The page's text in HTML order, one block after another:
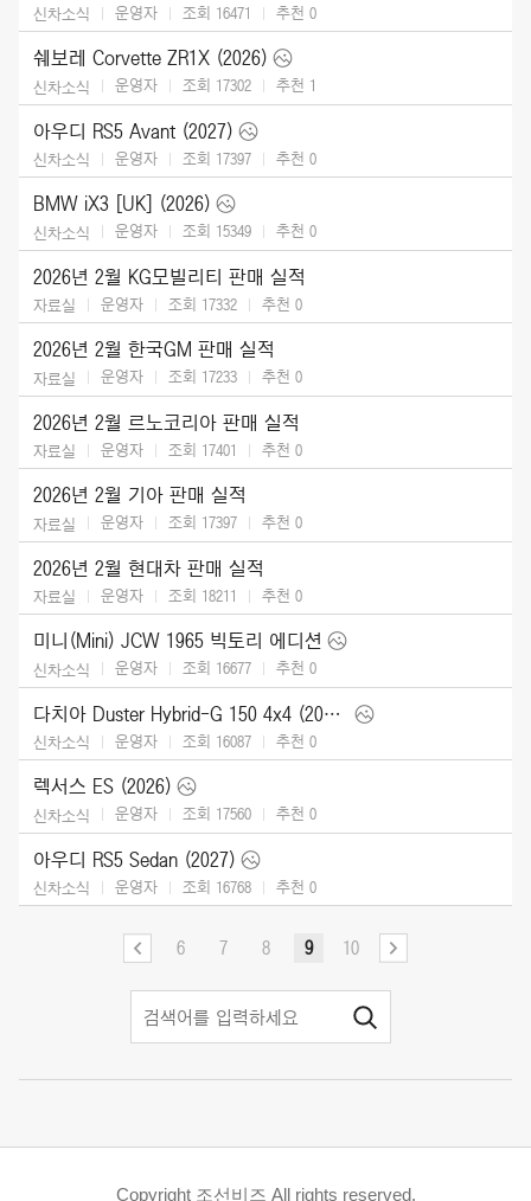
신차소식 운영자 조회 16471 추천 0
쉐보레 Corvette ZR1X (2026)
신차소식 운영자 조회 17302 추천 1
아우디 RS5 Avant (2027)
신차소식 운영자 조회 17397 추천 0
BMW iX3 [UK] (2026)
신차소식 운영자 조회 15349 추천 0
2026년 2월 KG모빌리티 판매 실적
자료실 운영자 조회 17332 추천 0
2026년 2월 한국GM 판매 실적
자료실 운영자 조회 17233 추천 0
2026년 2월 르노코리아 판매 실적
자료실 운영자 조회 17401 추천 0
2026년 2월 기아 판매 실적
자료실 운영자 조회 17397 추천 0
2026년 2월 현대차 판매 실적
자료실 운영자 조회 18211 추천 0
미니(Mini) JCW 1965 빅토리 에디션
신차소식 운영자 조회 16677 추천 0
다치아 Duster Hybrid-G 150 4x4 (2026)
신차소식 운영자 조회 16087 추천 0
렉서스 ES (2026)
신차소식 운영자 조회 17560 추천 0
아우디 RS5 Sedan (2027)
신차소식 운영자 조회 16768 추천 0
6 7 8 9 10
Copyright 조선비즈 All rights reserved.